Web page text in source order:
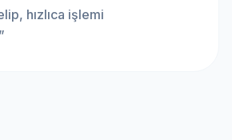
hızlıca işlemi
”